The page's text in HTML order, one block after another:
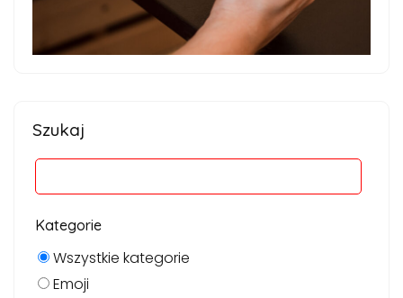
Szukaj
Kategorie
Wszystkie kategorie
Emoji